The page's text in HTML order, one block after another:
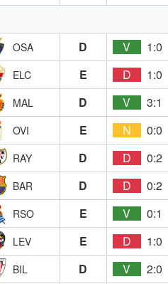
OSA D V
1:0
ELC E D
1:0
MAL D V 3:1
OVI E N
0:0
RAY D D
0:2
BAR D D 0:2
RSO E V 0:1
LEV E D 1:0
BIL D V 2:0